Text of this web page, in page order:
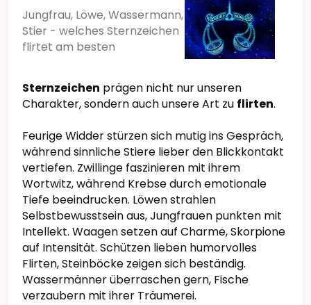
Jungfrau, Löwe, Wassermann,
Stier - welches Sternzeichen
flirtet am besten
Sternzeichen prägen nicht nur unseren
Charakter, sondern auch unsere Art zu flirten.
Feurige Widder stürzen sich mutig ins Gespräch,
während sinnliche Stiere lieber den Blickkontakt
vertiefen. Zwillinge faszinieren mit ihrem
Wortwitz, während Krebse durch emotionale
Tiefe beeindrucken. Löwen strahlen
Selbstbewusstsein aus, Jungfrauen punkten mit
Intellekt. Waagen setzen auf Charme, Skorpione
auf Intensität. Schützen lieben humorvolles
Flirten, Steinböcke zeigen sich beständig.
Wassermänner überraschen gern, Fische
verzaubern mit ihrer Träumerei.